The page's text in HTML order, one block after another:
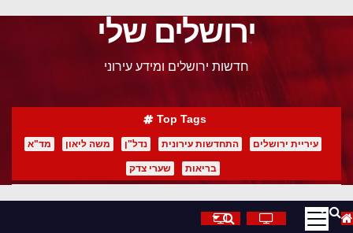
ירושלים שלי
חדשות ירושלים ומידע עירוני
Top Tags
עיריית ירושלים התחדשות עירונית נדל"ן משה ליאון מד"א
בריאות שערי צדק